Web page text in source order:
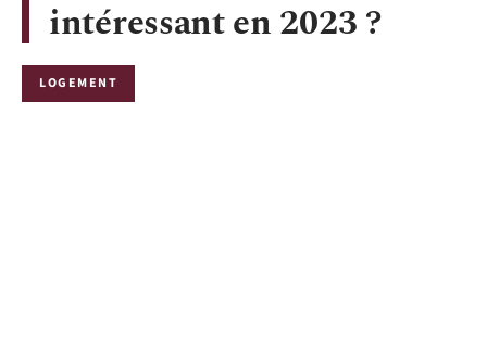
intéressant en 2023 ?
LOGEMENT